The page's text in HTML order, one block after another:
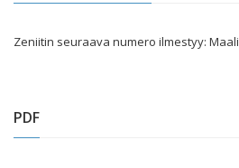
Zeniitin seuraava numero ilmestyy:
PDF